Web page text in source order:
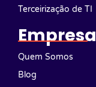
Terceirização de TI
Empresa
Quem Somos
Blog